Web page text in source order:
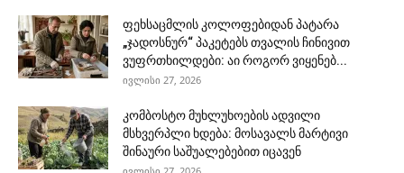
ფეხსაცმლის კოლოფებიდან პატარა
„ჯადოსნურ“ პაკეტებს თვალის ჩინივით
ვუფრთხილდები: აი როგორ ვიყენებ...
ივლისი 27, 2026
კომბოსტო მუხლუხოების ადვილი
მსხვერპლი ხდება: მოსავალს მარტივი
შინაური საშუალებებით იცავენ